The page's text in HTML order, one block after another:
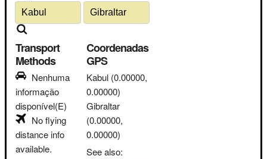
Transport
Methods
Nenhuma
informação
disponível(E)
No flying
distance info
available.
Coordenadas
GPS
Kabul (0.00000,
0.00000)
Gibraltar
(0.00000,
0.00000)
See also: